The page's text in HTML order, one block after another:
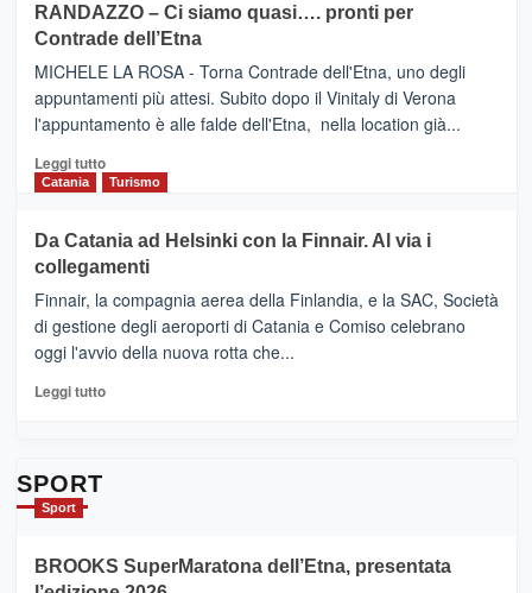
IL
NUOVO
SUMMER
CLUB
VIAGRANDE
(Ct)
–
Benanti
presenta
“Vino
&
Cultura
tappe
dell’enoturismo
RANDAZZO – Ci siamo quasi…. pronti per
Contrade dell’Etna
MICHELE LA ROSA - Torna Contrade dell'Etna, uno degli
appuntamenti più attesi. Subito dopo il Vinitaly di Verona
l'appuntamento è alle falde dell'Etna, nella location già...
Leggi tuttoLeggi
di
RANDAZZO
–
Ci
siamo
quasi….
pronti
per
Catania Turismo
Da Catania ad Helsinki con la Finnair. Al via i
collegamenti
Finnair, la compagnia aerea della Finlandia, e la SAC, Società
di gestione degli aeroporti di Catania e Comiso celebrano
oggi l'avvio della nuova rotta che...
Leggi tuttoLeggi
con
SPORT
Sport
BROOKS SuperMaratona dell’Etna, presentata